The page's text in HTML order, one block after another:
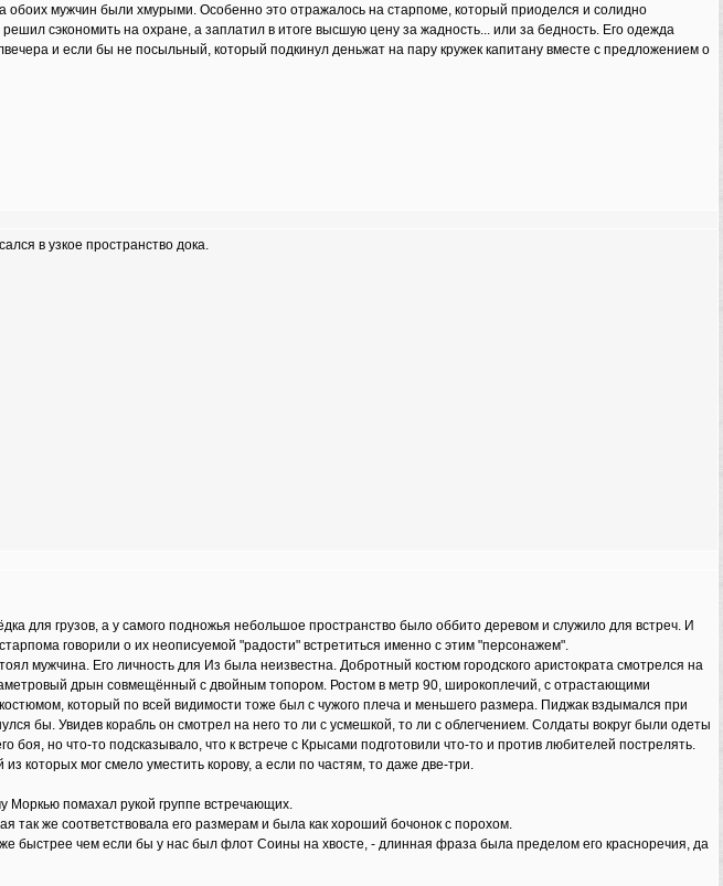
обоих мужчин были хмурыми. Особенно это отражалось на старпоме, который приоделся и солидно
сэкономить на охране, а заплатил в итоге высшую цену за жадность... или за бедность. Его одежда
и если бы не посыльный, который подкинул деньжат на пару кружек капитану вместе с предложением о
в узкое пространство дока.
для грузов, а у самого подножья небольшое пространство было оббито деревом и служило для встреч. И
говорили о их неописуемой "радости" встретиться именно с этим "персонажем".
мужчина. Его личность для Из была неизвестна. Добротный костюм городского аристократа смотрелся на
дрын совмещённый с двойным топором. Ростом в метр 90, широкоплечий, с отрастающими
который по всей видимости тоже был с чужого плеча и меньшего размера. Пиджак вздымался при
бы. Увидев корабль он смотрел на него то ли с усмешкой, то ли с облегчением. Солдаты вокруг были одеты
но что-то подсказывало, что к встрече с Крысами подготовили что-то и против любителей пострелять.
которых мог смело уместить корову, а если по частям, то даже две-три.
Моркью помахал рукой группе встречающих.
так же соответствовала его размерам и была как хороший бочонок с порохом.
быстрее чем если бы у нас был флот Соины на хвосте, - длинная фраза была пределом его красноречия, да